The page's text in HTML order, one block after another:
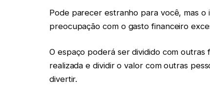
Pode parecer estranho para você, mas
preocupação com o gasto financeiro
O espaço poderá ser dividido com
realizada e dividir o valor com outras
divertir.